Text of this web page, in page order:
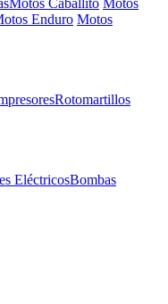
Enduro Motos
Rotomartillos
EléctricosBombas